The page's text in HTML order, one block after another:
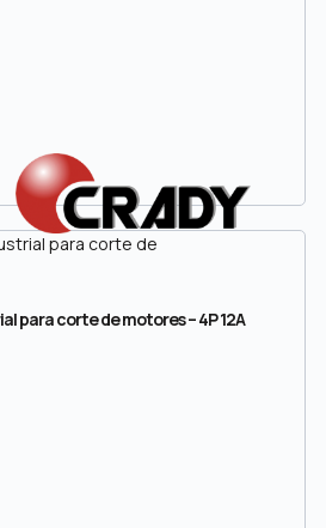
para corte de motores – 4P 12A